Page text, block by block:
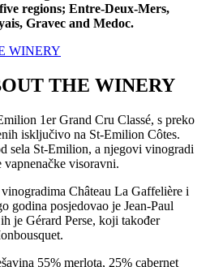
regions; Entre-Deux-Mers,
Gravec and Medoc.
WINERY
THE WINERY
1er Grand Cru Classé, s preko
isključivo na St-Emilion Côtes.
sela St-Emilion, a njegovi vinogradi
visoravni.
Château La Gaffelière i
godina posjedovao je Jean-Paul
je Gérard Perse, koji također
55% merlota, 25% cabernet